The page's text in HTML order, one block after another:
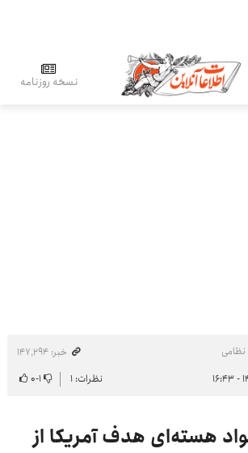
نسخه روزنامه
نظامی
خبر: ۱۴۷٬۲۹۴
نظرات: ۱ ۱-۰
هسته‌ای هدف آمریکا از